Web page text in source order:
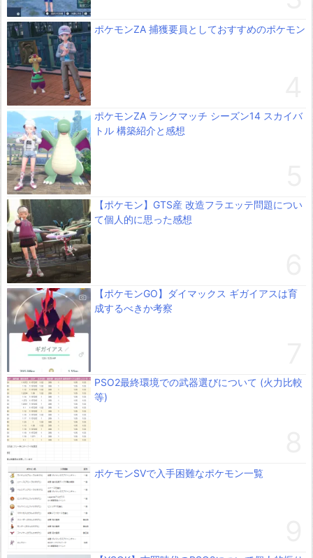
ポケモンZA 捕獲要員としておすすめのポケモン
ポケモンZA ランクマッチ シーズン14 スカイバ
トル 構築紹介と感想
【ポケモン】GTS産 改造フラエッテ問題につい
て個人的に思った感想
【ポケモンGO】ダイマックス ギガイアスは育
成するべきか考察
PSO2最終環境での武器選びについて (火力比較
等)
ポケモンSVで入手困難なポケモン一覧